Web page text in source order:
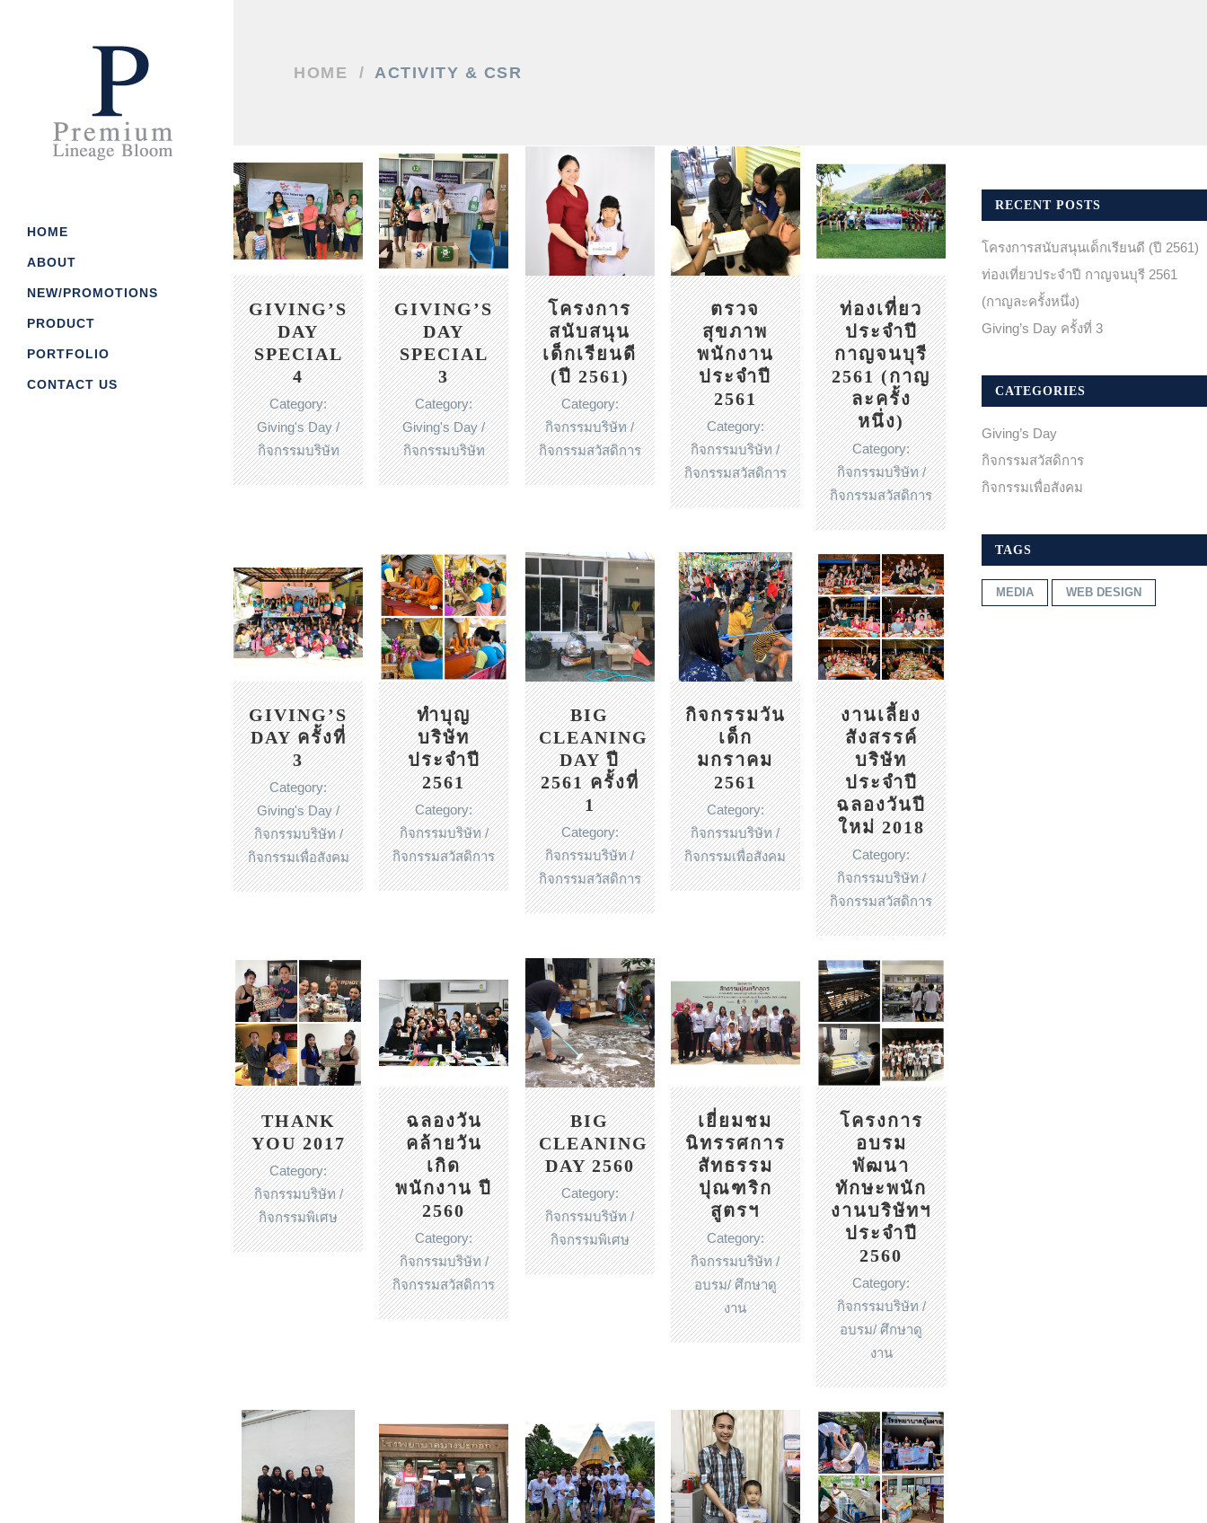
HOME
ABOUT
Our Story
Our Process
Job/Career
News/CSR
Privacy Policy
Order-Payment-Delivery
NEW/PROMOTIONS
PRODUCT
กระดาษโน๊ต/ กระดาษก้อน
ถุงกกระดาษ
ปฏิทิน
สมุดโน๊ต
สมุดโน๊ตรีไซเคิล
ออแกไนเซอร์
PORTFOLIO
CONTACT US
HOME / ACTIVITY & CSR
GIVING’S
DAY
SPECIAL
4
Category:
Giving's Day /
กิจกรรมบริษัท
GIVING’S
DAY
SPECIAL
3
Category:
Giving's Day /
กิจกรรมบริษัท
โครงการ
สนับสนุน
เด็กเรียนดี
(ปี 2561)
Category:
กิจกรรมบริษัท /
กิจกรรมสวัสดิการ
ตรวจ
สุขภาพ
พนักงาน
ประจำปี
2561
Category:
กิจกรรมบริษัท /
กิจกรรมสวัสดิการ
ท่องเที่ยว
ประจำปี
กาญจนบุรี
2561 (กาญ
ละครั้ง
หนึ่ง)
Category:
กิจกรรมบริษัท /
กิจกรรมสวัสดิการ
GIVING’S
DAY ครั้งที่
3
Category:
Giving's Day /
กิจกรรมบริษัท /
กิจกรรมเพื่อสังคม
ทำบุญ
บริษัท
ประจำปี
2561
Category:
กิจกรรมบริษัท /
กิจกรรมสวัสดิการ
BIG
CLEANING
DAY ปี
2561 ครั้งที่
1
Category:
กิจกรรมบริษัท /
กิจกรรมสวัสดิการ
กิจกรรมวัน
เด็ก
มกราคม
2561
Category:
กิจกรรมบริษัท /
กิจกรรมเพื่อสังคม
งานเลี้ยง
สังสรรค์
บริษัท
ประจำปี
ฉลองวันปี
ใหม่ 2018
Category:
กิจกรรมบริษัท /
กิจกรรมสวัสดิการ
THANK
YOU 2017
Category:
กิจกรรมบริษัท /
กิจกรรมพิเศษ
ฉลองวัน
คล้ายวัน
เกิด
พนักงาน ปี
2560
Category:
กิจกรรมบริษัท /
กิจกรรมสวัสดิการ
BIG
CLEANING
DAY 2560
Category:
กิจกรรมบริษัท /
กิจกรรมพิเศษ
เยี่ยมชม
นิทรรศการ
สัทธรรม
ปุณฑริก
สูตรฯ
Category:
กิจกรรมบริษัท /
อบรม/ ศึกษาดู
งาน
โครงการ
อบรม
พัฒนา
ทักษะพนัก
งานบริษัทฯ
ประจำปี
2560
Category:
กิจกรรมบริษัท /
อบรม/ ศึกษาดู
งาน
RECENT POSTS
โครงการสนับสนุนเด็กเรียนดี (ปี 2561)
ท่องเที่ยวประจำปี กาญจนบุรี 2561
(กาญละครั้งหนึ่ง)
Giving’s Day ครั้งที่ 3
CATEGORIES
Giving’s Day
กิจกรรมสวัสดิการ
กิจกรรมเพื่อสังคม
TAGS
MEDIA WEB DESIGN